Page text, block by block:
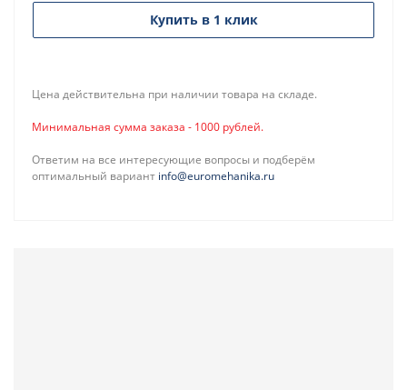
Купить в 1 клик
Цена действительна при наличии товара на складе.
Минимальная сумма заказа - 1000 рублей.
Ответим на все интересующие вопросы и подберём
оптимальный вариант info@euromehanika.ru